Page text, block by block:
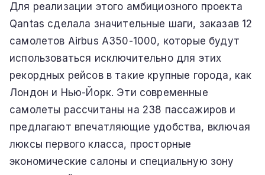
Для реализации этого амбициозного проекта
Qantas сделала значительные шаги, заказав 12
самолетов Airbus A350-1000, которые будут
использоваться исключительно для этих
рекордных рейсов в такие крупные города, как
Лондон и Нью-Йорк. Эти современные
самолеты рассчитаны на 238 пассажиров и
предлагают впечатляющие удобства, включая
люксы первого класса, просторные
экономические салоны и специальную зону